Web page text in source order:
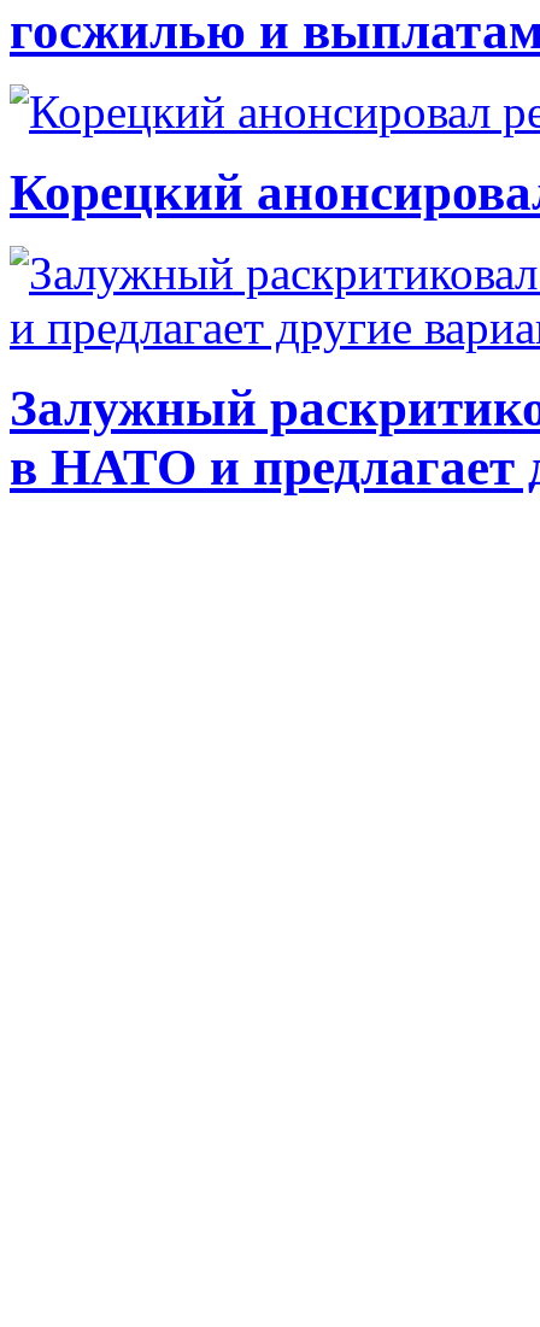
госжилью и
Корецкий
Залужный
в НАТО и предлагает